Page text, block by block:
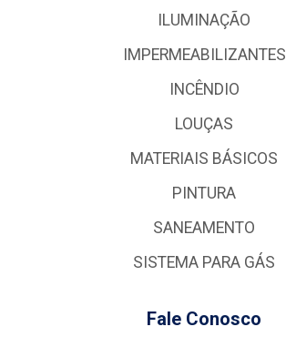
ILUMINAÇÃO
IMPERMEABILIZANTES
INCÊNDIO
LOUÇAS
MATERIAIS BÁSICOS
PINTURA
SANEAMENTO
SISTEMA PARA GÁS
Fale Conosco